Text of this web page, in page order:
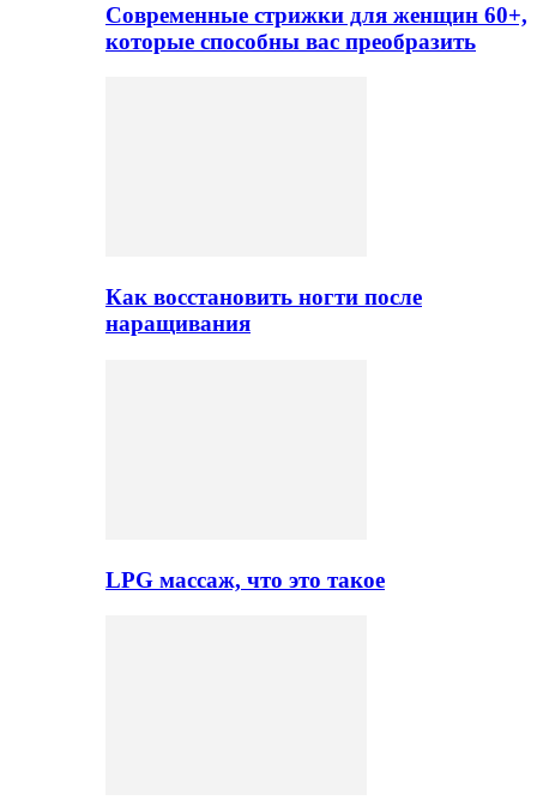
Современные стрижки для женщин 60+,
которые способны вас преобразить
Как восстановить ногти после
наращивания
LPG массаж, что это такое